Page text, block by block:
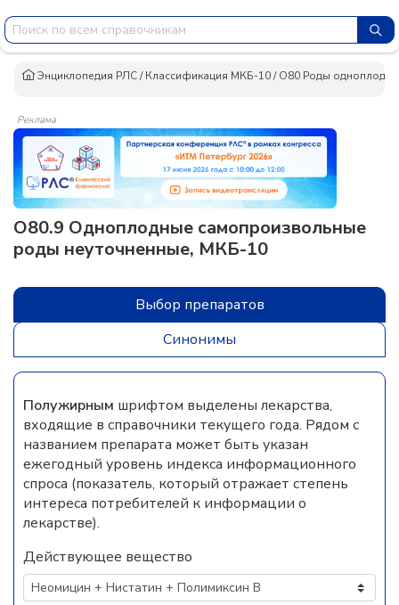
Энциклопедия РЛС/Классификация МКБ-10/O80 Роды
Реклама
O80.9 Одноплодные самопроизвольные
роды неуточненные, МКБ-10
Выбор препаратов
Синонимы
Полужирным шрифтом выделены лекарства,
входящие в справочники текущего года. Рядом с
названием препарата может быть указан
ежегодный уровень индекса информационного
спроса (показатель, который отражает степень
интереса потребителей к информации о
лекарстве).
Действующее вещество